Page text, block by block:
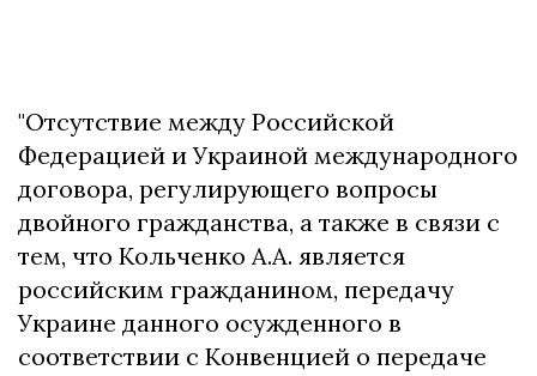
"Отсутствие между Российской
Федерацией и Украиной международного
договора, регулирующего вопросы
двойного гражданства, а также в связи с
тем, что Кольченко А.А. является
российским гражданином, передачу
Украине данного осужденного в
соответствии с Конвенцией о передаче